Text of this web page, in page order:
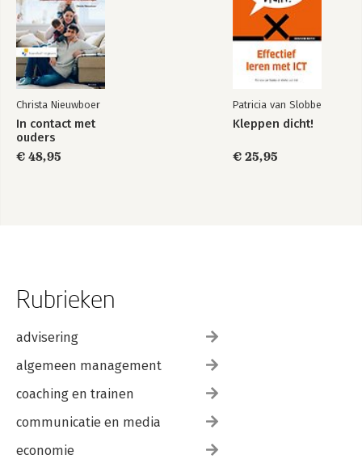
Christa Nieuwboer
In contact met
ouders
€ 48,95
Patricia van Slobbe
Kleppen dicht!
€ 25,95
Rubrieken
advisering
algemeen management
coaching en trainen
communicatie en media
economie